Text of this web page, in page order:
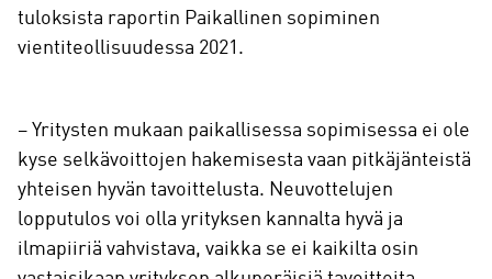
tuloksista raportin Paikallinen sopiminen
vientiteollisuudessa 2021.
– Yritysten mukaan paikallisessa sopimisessa ei ole
kyse selkävoittojen hakemisesta vaan pitkäjänteistä
yhteisen hyvän tavoittelusta. Neuvottelujen
lopputulos voi olla yrityksen kannalta hyvä ja
ilmapiiriä vahvistava, vaikka se ei kaikilta osin